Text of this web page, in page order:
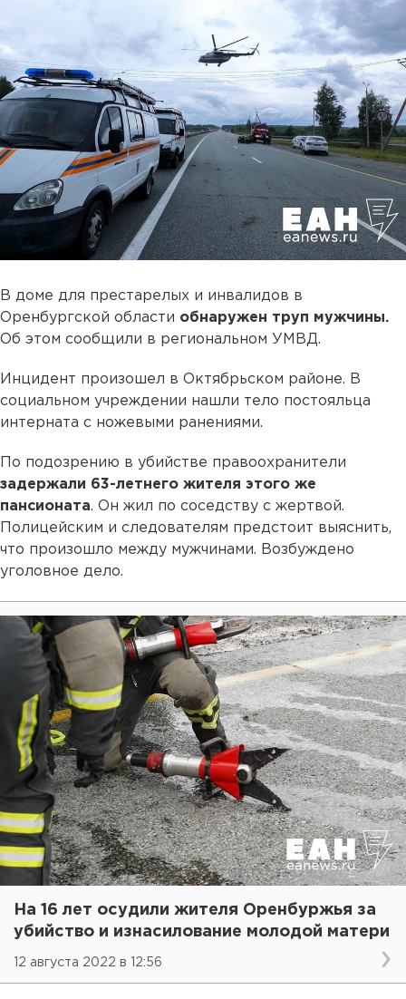
В доме для престарелых и инвалидов в
Оренбургской области обнаружен труп мужчины.
Об этом сообщили в региональном УМВД.
Инцидент произошел в Октябрьском районе. В
социальном учреждении нашли тело постояльца
интерната с ножевыми ранениями.
По подозрению в убийстве правоохранители
задержали 63-летнего жителя этого же
пансионата. Он жил по соседству с жертвой.
Полицейским и следователям предстоит выяснить,
что произошло между мужчинами. Возбуждено
уголовное дело.
На 16 лет осудили жителя Оренбуржья за
убийство и изнасилование молодой матери
12 августа 2022 в 12:56